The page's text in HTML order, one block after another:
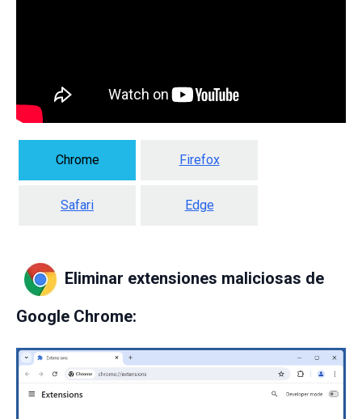
Chrome Firefox
Safari Edge
Eliminar extensiones maliciosas de
Google Chrome: